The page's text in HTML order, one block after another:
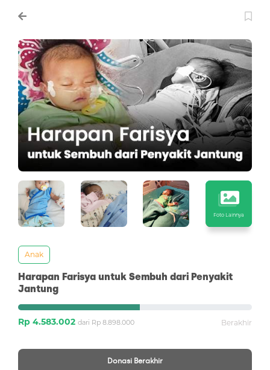
Foto Lainnya
Anak
Harapan Farisya untuk Sembuh dari Penyakit
Jantung
Rp 4.583.002 dari Rp 8.898.000 Berakhir
Donasi Berakhir